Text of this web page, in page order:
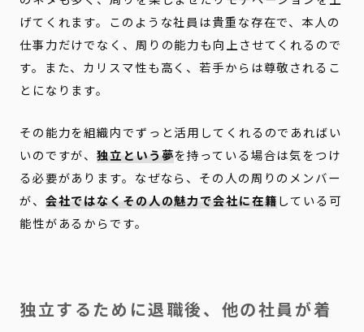
げてくれます。このような社員は貴重な存在で、本人の
仕事力だけでなく、周りの能力も向上させてくれるので
す。また、カリスマ性も高く、若手からは尊敬されるこ
とになります。
その能力を組織内でずっと活用してくれるのであればい
いのですが、独立という夢を持っている場合は気をつけ
る必要があります。なぜなら、その人の周りのメンバー
が、 会社ではなくその人の魅力で会社に在籍している可
能性があるからです。
独立するために退職後、他の社員が着